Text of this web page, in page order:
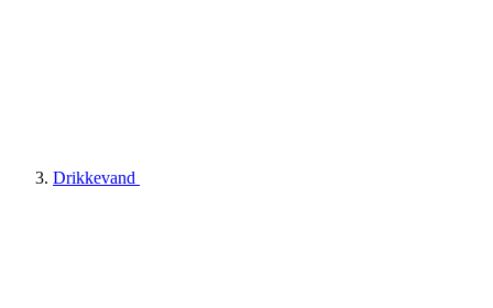
Drikkevand